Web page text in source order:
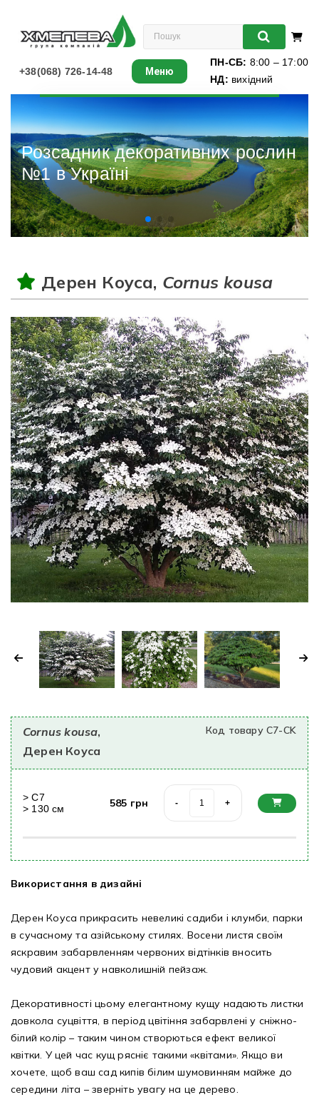
+38(068) 726-14-48
ПН-СБ: 8:00 – 17:00
НД: вихідний
Меню
Листяні
Хвойні
Ліани
Багаторічники
Виноград
Книги
Рубрикатор рослин
Інформація
Про розсадник
Корисна інформація
Новини
Де купити
Оплата та доставка
Гарантії
Розсадник декоративних рослин
№1 в Україні
Дерен Коуса, Cornus kousa
Cornus kousa,
Дерен Коуса
Код товару C7-CK
>С7
> 130 cм 585 грн - +
Використання в дизайні
Дерен Коуса прикрасить невеликі садиби і клумби, парки
в сучасному та азійському стилях. Восени листя своїм
яскравим забарвленням червоних відтінків вносить
чудовий акцент у навколишній пейзаж.
Декоративності цьому елегантному кущу надають листки
довкола суцвіття, в період цвітіння забарвлені у сніжно-
білий колір – таким чином створються ефект великої
квітки. У цей час кущ рясніє такими «квітами». Якщо ви
хочете, щоб ваш сад кипів білим шумовинням майже до
середини літа – зверніть увагу на це дерево.